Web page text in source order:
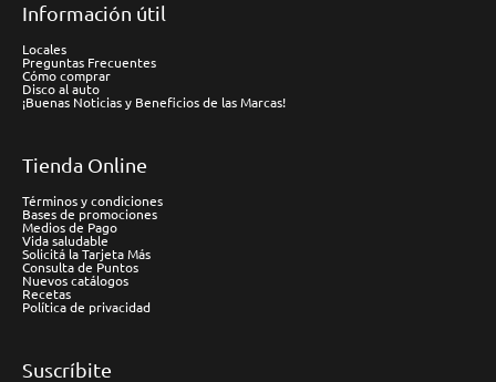
Información útil
Locales
Preguntas Frecuentes
Cómo comprar
Disco al auto
¡Buenas Noticias y Beneficios de las Marcas!
Tienda Online
Términos y condiciones
Bases de promociones
Medios de Pago
Vida saludable
Solicitá la Tarjeta Más
Consulta de Puntos
Nuevos catálogos
Recetas
Política de privacidad
Suscríbite